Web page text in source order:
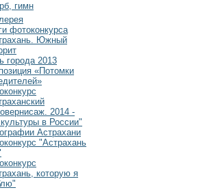
гимн
фотоконкурса
Южный
города 2013
«Потомки
2014 -
в России"
Астрахани
"Астрахань
которую я